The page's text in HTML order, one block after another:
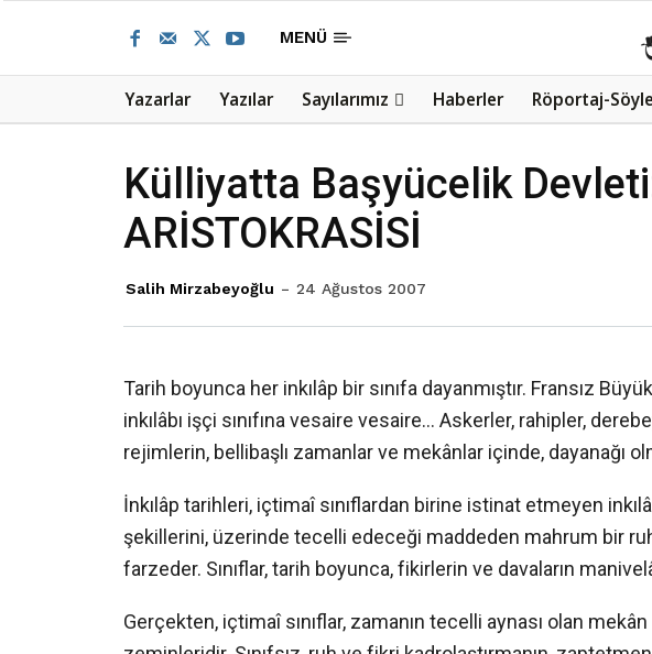
MENÜ
Yazarlar Yazılar Sayılarımız Haberler Röportaj-
Külliyatta Başyücelik
ARİSTOKRASİSİ
Salih Mirzabeyoğlu 24 Ağustos 2007
Tarih boyunca her inkılâp bir sınıfa dayanmıştır. Fransız
inkılâbı işçi sınıfına vesaire vesaire… Askerler, rahipler,
rejimlerin, bellibaşlı zamanlar ve mekânlar içinde, dayanağı
İnkılâp tarihleri, içtimaî sınıflardan birine istinat etmeyen
şekillerini, üzerinde tecelli edeceği maddeden mahrum bir
farzeder. Sınıflar, tarih boyunca, fikirlerin ve davaların
Gerçekten, içtimaî sınıflar, zamanın tecelli aynası olan